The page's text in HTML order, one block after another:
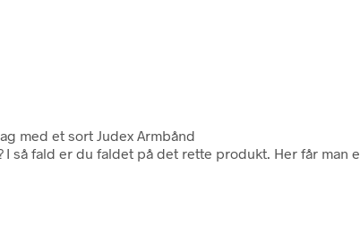
med et sort Judex Armbånd
så fald er du faldet på det rette produkt. Her får man